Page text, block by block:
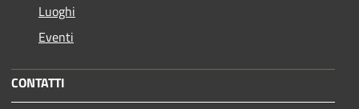
Luoghi
Eventi
CONTATTI